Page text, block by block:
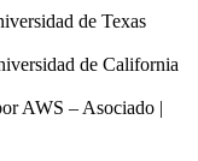
de Texas
de California
AWS – Asociado |